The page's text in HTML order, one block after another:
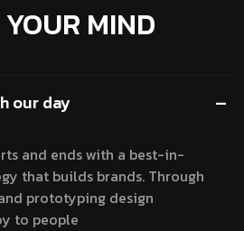
MIND
our day
and ends with a best-in-
that builds brands. Through
prototyping design
to people